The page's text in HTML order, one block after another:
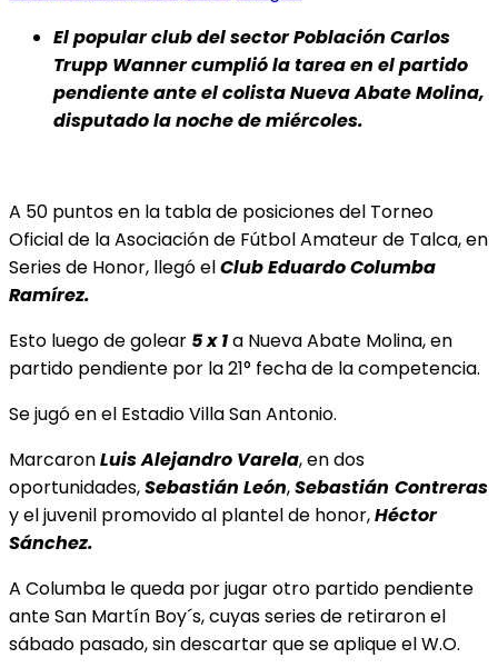
El popular club del sector Población Carlos
Trupp Wanner cumplió la tarea en el partido
pendiente ante el colista Nueva Abate Molina,
disputado la noche de miércoles.
A 50 puntos en la tabla de posiciones del Torneo
Oficial de la Asociación de Fútbol Amateur de Talca, en
Series de Honor, llegó elClub Eduardo Columba
Ramírez.
Esto luego de golear 5 x 1a Nueva Abate Molina, en
partido pendiente por la 21° fecha de la competencia.
Se jugó en el Estadio Villa San Antonio.
MarcaronLuis Alejandro Varela, en dos
oportunidades,Sebastián León,Sebastián Contreras
y el juvenil promovido al plantel de honor,Héctor
Sánchez.
A Columba le queda por jugar otro partido pendiente
ante San Martín Boy´s, cuyas series de retiraron el
sábado pasado, sin descartar que se aplique el W.O.